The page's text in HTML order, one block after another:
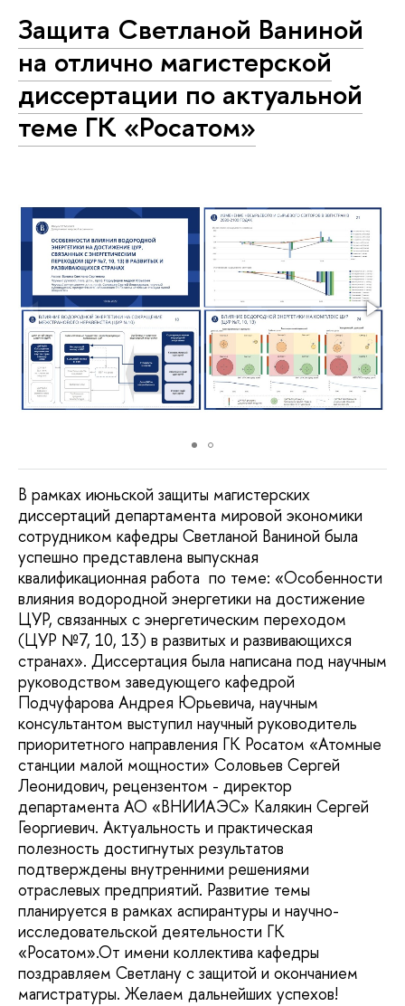
Защита Светланой Ваниной
на отлично магистерской
диссертации по актуальной
теме ГК «Росатом»
В рамках июньской защиты магистерских
диссертаций департамента мировой экономики
сотрудником кафедры Светланой Ваниной была
успешно представлена выпускная
квалификационная работа по теме: «Особенности
влияния водородной энергетики на достижение
ЦУР, связанных с энергетическим переходом
(ЦУР №7, 10, 13) в развитых и развивающихся
странах». Диссертация была написана под научным
руководством заведующего кафедрой
Подчуфарова Андрея Юрьевича, научным
консультантом выступил научный руководитель
приоритетного направления ГК Росатом «Атомные
станции малой мощности» Соловьев Сергей
Леонидович, рецензентом - директор
департамента АО «ВНИИАЭС» Калякин Сергей
Георгиевич. Актуальность и практическая
полезность достигнутых результатов
подтверждены внутренними решениями
отраслевых предприятий. Развитие темы
планируется в рамках аспирантуры и научно-
исследовательской деятельности ГК
«Росатом».От имени коллектива кафедры
поздравляем Светлану с защитой и окончанием
магистратуры. Желаем дальнейших успехов!